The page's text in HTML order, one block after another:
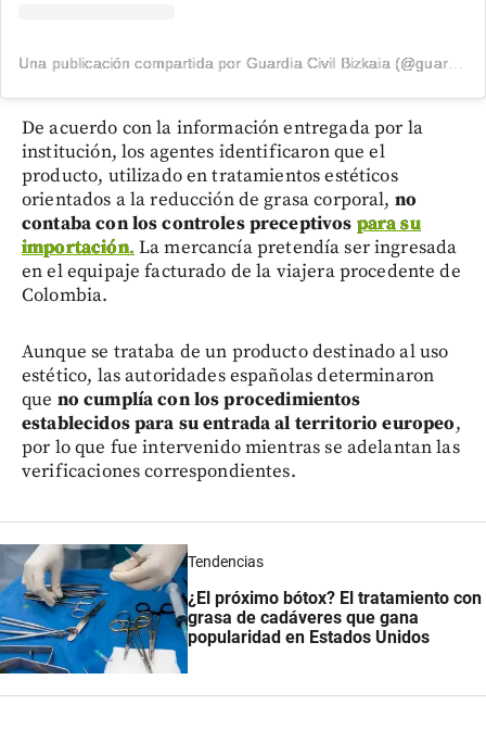
Una publicación compartida por Guardia Civil Bizkaia (@guardiacivilbizkaia)
De acuerdo con la información entregada por la
institución, los agentes identificaron que el
producto, utilizado en tratamientos estéticos
orientados a la reducción de grasa corporal, no
contaba con los controles preceptivos para su
importación. La mercancía pretendía ser ingresada
en el equipaje facturado de la viajera procedente de
Colombia.
Aunque se trataba de un producto destinado al uso
estético, las autoridades españolas determinaron
que no cumplía con los procedimientos
establecidos para su entrada al territorio europeo,
por lo que fue intervenido mientras se adelantan las
verificaciones correspondientes.
Tendencias
¿El próximo bótox? El tratamiento con
grasa de cadáveres que gana
popularidad en Estados Unidos